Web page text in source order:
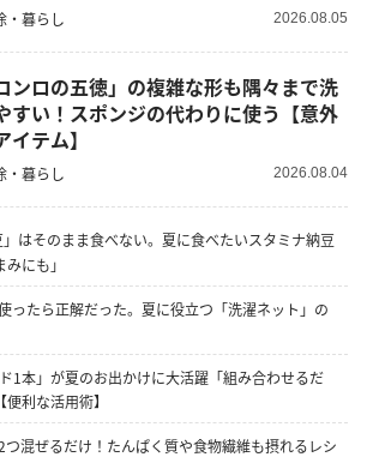
・暮らし 2026.08.05
ンロの五徳」の複雑な形も隅々まで洗
すい！スポンジの代わりに使う【意外
イテム】
・暮らし 2026.08.04
はそのまま食べない。夏に食べたいスタミナ納豆
にも」
ったら正解だった。夏に役立つ「洗濯ネット」の
1本」が夏のお出かけに大活躍「組み合わせるだ
利な活用術】
混ぜるだけ！たんぱく質や食物繊維も摂れるレシ